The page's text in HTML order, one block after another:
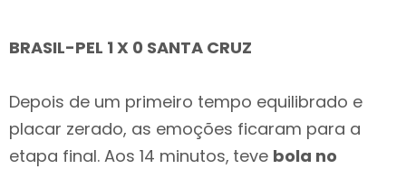
BRASIL-PEL 1 X 0 SANTA CRUZ
Depois de um primeiro tempo equilibrado e
placar zerado, as emoções ficaram para a
etapa final. Aos 14 minutos, teve bola no